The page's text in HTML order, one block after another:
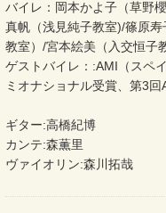
バイレ：岡本かよ子（草野
真帆（浅見純子教室)/篠原
教室）/宮本絵美（入交恒子
ゲストバイレ：:AMI（スペ
ミオナショナル受賞、第3回
ギター:高橋紀博
カンテ:森薫里
ヴァイオリン:森川拓哉